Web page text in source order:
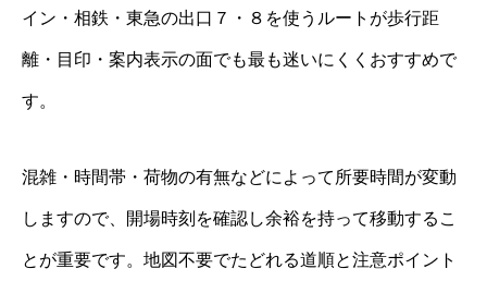
イン・相鉄・東急の出口７・８を使うルートが歩行距
離・目印・案内表示の面でも最も迷いにくくおすすめで
す。
混雑・時間帯・荷物の有無などによって所要時間が変動
しますので、開場時刻を確認し余裕を持って移動するこ
とが重要です。地図不要でたどれる道順と注意ポイント